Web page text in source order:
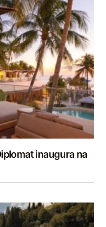
inaugura na